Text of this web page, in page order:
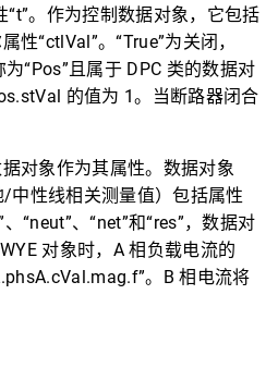
“t”。作为控制数据对象，它包括
性“ctlVal”。“True”为关闭，
“Pos”且属于 DPC 类的数据对
的值为 1。当断路器闭合
对象作为其属性。数据对象
中性线相关测量值）包括属性
“neut”、“net”和“res”，数据对
对象时，A 相负载电流的
。B 相电流将